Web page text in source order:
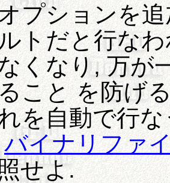
プションを
トだと行な
くなり, 万が
こと を防げ
を自動で行
バイナリファ
せよ.